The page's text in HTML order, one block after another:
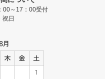
～17：00受付
祝日